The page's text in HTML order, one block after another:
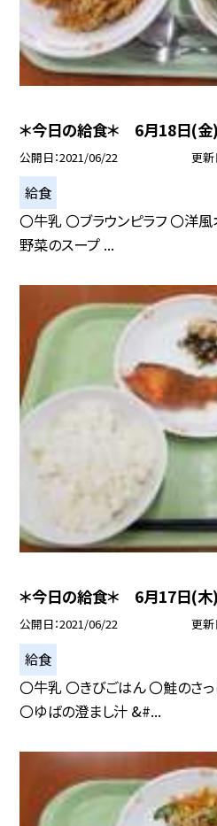
＊今日の給食＊ 6月18日(金)
公開日 2021/06/22 更新
給食
〇牛乳 〇ブラウンピラフ 〇洋
野菜のスープ ...
＊今日の給食＊ 6月17日(木)
公開日 2021/06/22 更新
給食
〇牛乳 〇きびごはん 〇鮭のさ
〇ゆばの澄まし汁 &#...